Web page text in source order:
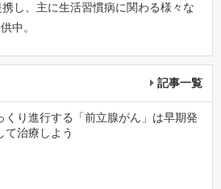
携し、主に生活習慣病に関わる様々な
中。
記事一覧
くり進行する「前立腺がん」は早期発
て治療しよう